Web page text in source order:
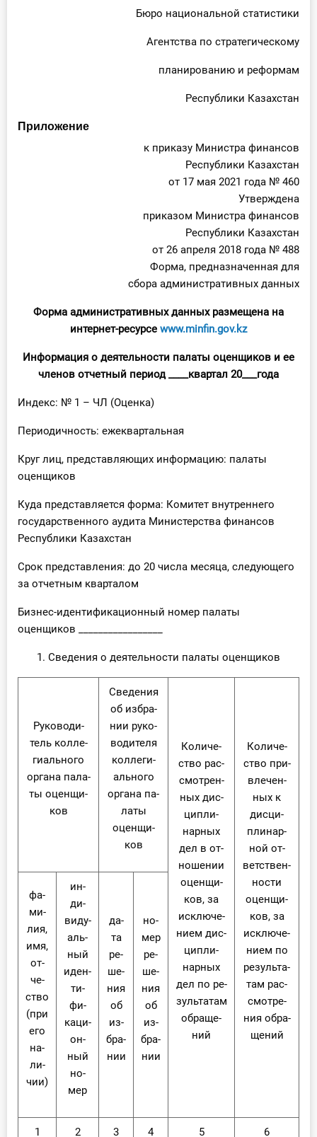
Бюро национальной статистики
Агентства по стратегическому
планированию и реформам
Республики Казахстан
Приложение
к приказу Министра финансов
Республики Казахстан
от 17 мая 2021 года № 460
Утверждена
приказом Министра финансов
Республики Казахстан
от 26 апреля 2018 года № 488
Форма, предназначенная для
сбора административных данных
Форма административных данных размещена на
интернет-ресурсе www.minfin.gov.kz
Информация о деятельности палаты оценщиков и ее
членов отчетный период ____квартал 20___года
Индекс: № 1 – ЧЛ (Оценка)
Периодичность: ежеквартальная
Круг лиц, представляющих информацию: палаты
оценщиков
Куда представляется форма: Комитет внутреннего
государственного аудита Министерства финансов
Республики Казахстан
Срок представления: до 20 числа месяца, следующего
за отчетным кварталом
Бизнес-идентификационный номер палаты
оценщиков _________________
1. Сведения о деятельности палаты оценщиков
Ру­ко­во­ди­
тель кол­ле­
ги­аль­но­го
ор­га­на па­ла­
ты оцен­щи­
ков
Све­де­ния
об из­бра­
нии ру­ко­
во­ди­те­ля
кол­ле­ги­
аль­но­го
ор­га­на па­
ла­ты
оцен­щи­
ков
Ко­ли­че­
ство рас­
смот­рен­
ных дис­
ци­пли­
нар­ных
дел в от­
но­ше­нии
оцен­щи­
ков, за
ис­клю­че­
ни­ем дис­
ци­пли­
нар­ных
дел по ре­
зуль­та­там
об­ра­ще­
ний
Ко­ли­че­
ство при­
вле­чен­
ных к
дис­ци­
пли­нар­
ной от­
вет­ствен­
но­сти
оцен­щи­
ков, за
ис­клю­че­
ни­ем по
ре­зуль­та­
там рас­
смот­ре­
ния об­ра­
ще­ний
фа­
ми­
лия,
имя,
от­
че­
ство
(при
его
на­
ли­
чии)
ин­
ди­
ви­ду­
аль­
ный
иден­
ти­
фи­
ка­ци­
он­
ный
но­
мер
да­
та
ре­
ше­
ния
об
из­
бра­
нии
но­
мер
ре­
ше­
ния
об
из­
бра­
нии
1 2 3 4 5 6